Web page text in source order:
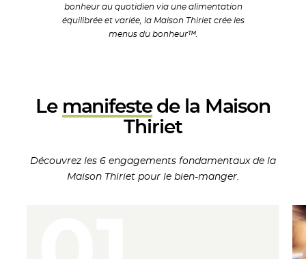
bonheur au quotidien via une alimentation
équilibrée et variée, la Maison Thiriet crée les
menus du bonheur™.
Le manifestede la Maison
Thiriet
Découvrez les 6 engagements fondamentaux de la
Maison Thiriet pour le bien-manger.